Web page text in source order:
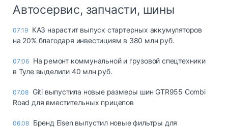
Автосервис, запчасти, шины
07:19 КАЗ нарастит выпуск стартерных аккумуляторов
на 20% благодаря инвестициям в 380 млн руб.
07:06 На ремонт коммунальной и грузовой спецтехники
в Туле выделили 40 млн руб.
07.08 Giti выпустила новые размеры шин GTR955 Combi
Road для вместительных прицепов
06.08 Бренд Eisen выпустил новые фильтры для